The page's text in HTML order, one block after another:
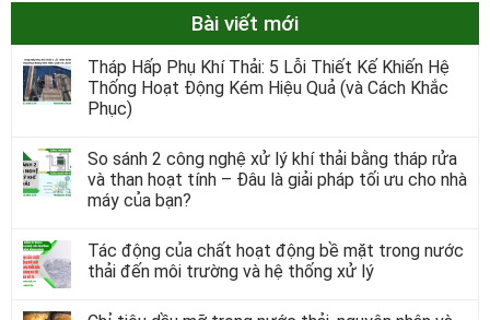
Bài viết mới
Tháp Hấp Phụ Khí Thải: 5 Lỗi Thiết Kế Khiến Hệ
Thống Hoạt Động Kém Hiệu Quả (và Cách Khắc
Phục)
So sánh 2 công nghệ xử lý khí thải bằng tháp rửa
và than hoạt tính – Đâu là giải pháp tối ưu cho nhà
máy của bạn?
Tác động của chất hoạt động bề mặt trong nước
thải đến môi trường và hệ thống xử lý